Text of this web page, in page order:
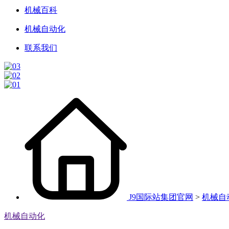
机械百科
机械自动化
联系我们
J9国际站集团官网 > 机械自
机械自动化